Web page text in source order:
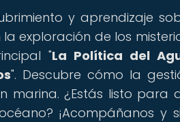
y aprendizaje
exploración de los
"La Política del
". Descubre cómo la
marina. ¿Estás listo para
¡Acompáñanos y